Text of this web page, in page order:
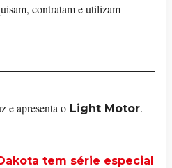
contratam e utilizam
e apresenta o Light Motor.
tem série especial